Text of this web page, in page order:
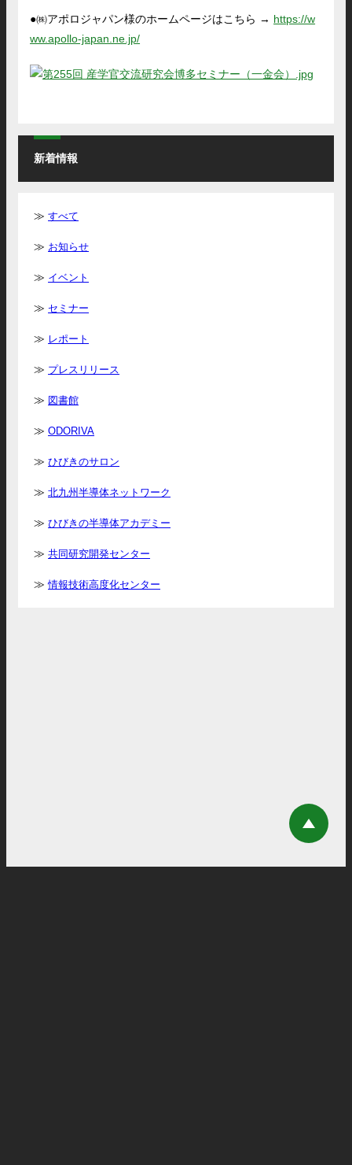
●㈱アポロジャパン様のホームページはこちら → https://w
ww.apollo-japan.ne.jp/
新着情報
すべて
お知らせ
イベント
セミナー
レポート
プレスリリース
図書館
ODORIVA
ひびきのサロン
北九州半導体ネットワーク
ひびきの半導体アカデミー
共同研究開発センター
情報技術高度化センター